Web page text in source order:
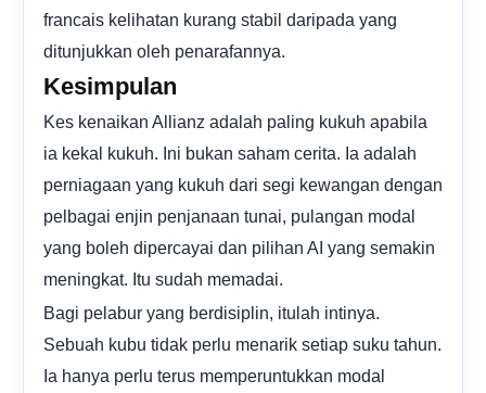
francais kelihatan kurang stabil daripada yang
ditunjukkan oleh penarafannya.
Kesimpulan
Kes kenaikan Allianz adalah paling kukuh apabila
ia kekal kukuh. Ini bukan saham cerita. Ia adalah
perniagaan yang kukuh dari segi kewangan dengan
pelbagai enjin penjanaan tunai, pulangan modal
yang boleh dipercayai dan pilihan AI yang semakin
meningkat. Itu sudah memadai.
Bagi pelabur yang berdisiplin, itulah intinya.
Sebuah kubu tidak perlu menarik setiap suku tahun.
Ia hanya perlu terus memperuntukkan modal